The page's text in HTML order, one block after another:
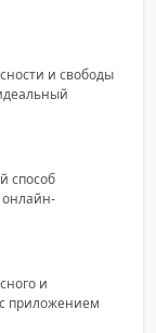
и свободы
способ
онлайн-
и
приложением